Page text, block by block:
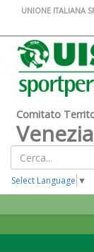
UNIONE ITALIANA
Comitato
Venezia
Select Language ▼